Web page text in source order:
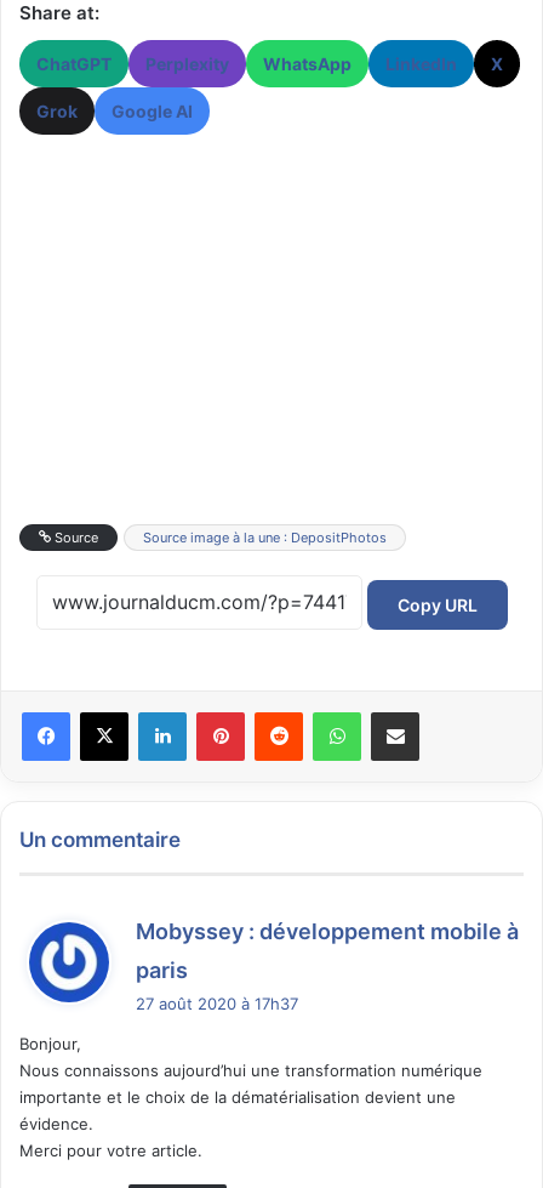
Share at:
ChatGPT Perplexity WhatsApp LinkedIn X
Grok Google AI
Source Source image à la une : DepositPhotos
Copy URL
Un commentaire
Mobyssey : développement mobile à
paris
:
27 août 2020 à 17h37
Bonjour,
Nous connaissons aujourd’hui une transformation numérique
importante et le choix de la dématérialisation devient une
évidence.
Merci pour votre article.